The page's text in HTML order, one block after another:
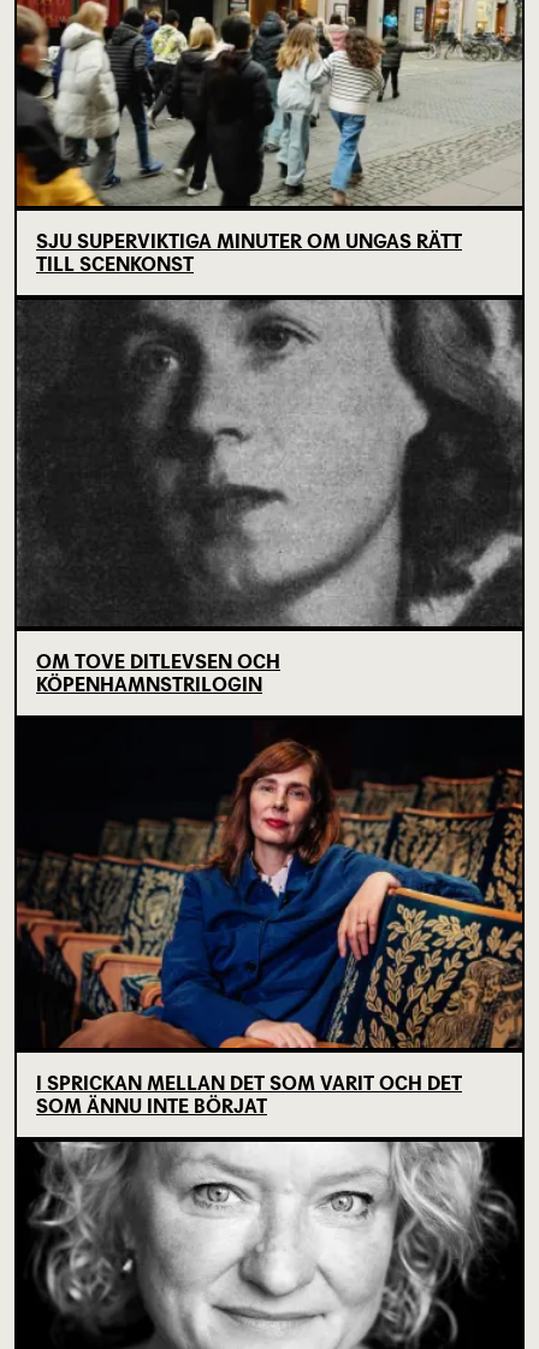
SJU SUPERVIKTIGA MINUTER OM UNGAS RÄTT
TILL SCENKONST
OM TOVE DITLEVSEN OCH
KÖPENHAMNSTRILOGIN
I SPRICKAN MELLAN DET SOM VARIT OCH DET
SOM ÄNNU INTE BÖRJAT